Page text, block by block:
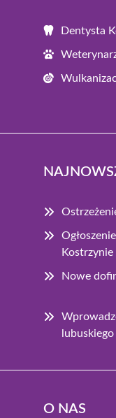
Dentysta
Nowe
lubuskiego
O NAS